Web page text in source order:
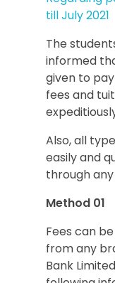
till July 2021
The
informed
given to
fees and
Also, all
easily and
through
Method 01
Fees can
from any
Bank